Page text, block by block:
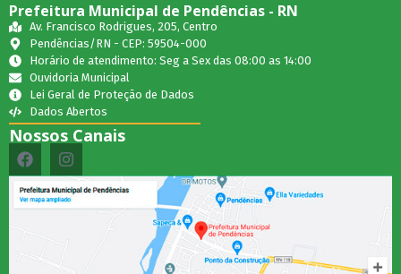
Prefeitura Municipal de Pendências - RN
Av. Francisco Rodrigues, 205, Centro
Pendências/RN - CEP: 59504-000
Horário de atendimento: Seg a Sex das 08:00 as 14:00
Ouvidoria Municipal
Lei Geral de Proteção de Dados
Dados Abertos
Nossos Canais